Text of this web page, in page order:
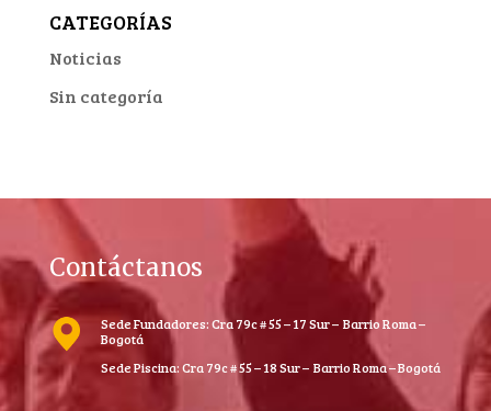
CATEGORÍAS
Noticias
Sin categoría
Contáctanos
Sede Fundadores: Cra 79c # 55 – 17 Sur – Barrio Roma –
Bogotá
Sede Piscina: Cra 79c # 55 – 18 Sur – Barrio Roma – Bogotá